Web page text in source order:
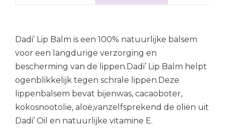
Dadi’ Lip Balm is een 100% natuurlijke balsem
voor een langdurige verzorging en
bescherming van de lippen.Dadi’ Lip Balm helpt
ogenblikkelijk tegen schrale lippen.Deze
lippenbalsem bevat bijenwas, cacaoboter,
kokosnootolie, aloë,vanzelfsprekend de oliën uit
Dadi’ Oil en natuurlijke vitamine E.